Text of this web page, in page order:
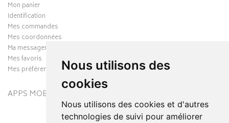
Nous utilisons des
cookies
Nous utilisons des cookies et d'autres
technologies de suivi pour améliorer
Mon panier
Identification
Mes commandes
Mes coordonnées
Ma messagerie
Mes favoris
Mes préférences Cookies
APPS MOBILES